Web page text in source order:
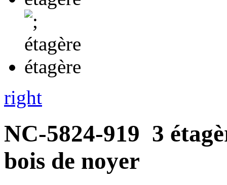
right
NC-5824-919 3
bois de noyer